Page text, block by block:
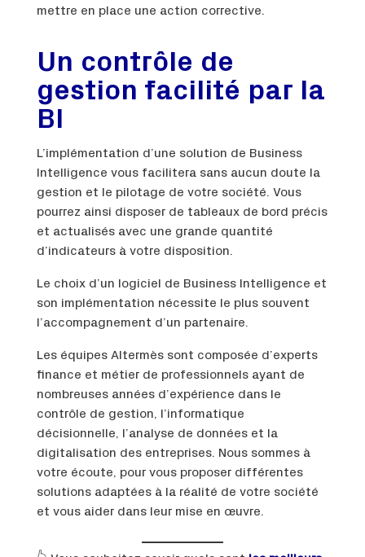
mettre en place une action corrective.
Un contrôle de
gestion facilité par la
BI
L’implémentation d’une solution de Business
Intelligence vous facilitera sans aucun doute la
gestion et le pilotage de votre société. Vous
pourrez ainsi disposer de tableaux de bord précis
et actualisés avec une grande quantité
d’indicateurs à votre disposition.
Le choix d’un logiciel de Business Intelligence et
son implémentation nécessite le plus souvent
l’accompagnement d’un partenaire.
Les équipes Altermès sont composée d’experts
finance et métier de professionnels ayant de
nombreuses années d’expérience dans le
contrôle de gestion, l’informatique
décisionnelle, l’analyse de données et la
digitalisation des entreprises. Nous sommes à
votre écoute, pour vous proposer différentes
solutions adaptées à la réalité de votre société
et vous aider dans leur mise en œuvre.